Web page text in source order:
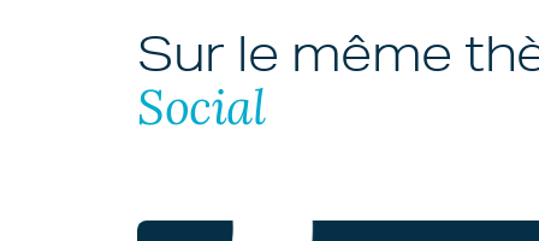
Sur le même
Social